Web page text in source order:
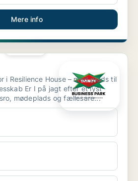
Mere info
i Resilience House – med plads til
efter et lyst
mødeplads og fællesare...